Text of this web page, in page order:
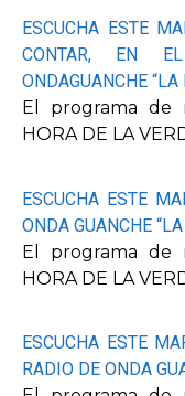
ESCUCHA ESTE
CONTAR, EN
ONDAGUANCHE
El programa de
HORA DE LA
ESCUCHA ESTE
ONDA GUANCHE
El programa de
HORA DE LA
ESCUCHA ESTE
RADIO DE ONDA